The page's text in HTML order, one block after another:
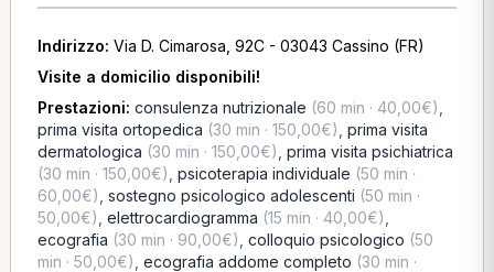
Indirizzo: Via D. Cimarosa, 92C - 03043 Cassino (FR)
Visite a domicilio disponibili!
Prestazioni: consulenza nutrizionale (60 min · 40,00€)
prima visita ortopedica (30 min · 150,00€) prima visita
dermatologica (30 min · 150,00€) prima visita psichiatrica
(30 min · 150,00€) psicoterapia individuale (50 min ·
60,00€) sostegno psicologico adolescenti (50 min ·
50,00€) elettrocardiogramma (15 min · 40,00€)
ecografia (30 min · 90,00€) colloquio psicologico (50
min · 50,00€) ecografia addome completo (30 min ·